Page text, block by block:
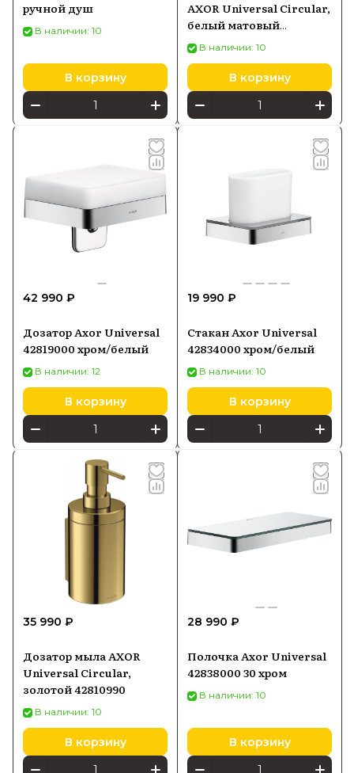
ручной душ
В наличии: 10
В корзину
AXOR Universal Circular,
белый матовый
42810700
В наличии: 10
В корзину
42 990 ₽
Дозатор Axor Universal
42819000 хром/белый
В наличии: 12
В корзину
19 990 ₽
Стакан Axor Universal
42834000 хром/белый
В наличии: 10
В корзину
35 990 ₽
Дозатор мыла AXOR
Universal Circular,
золотой 42810990
В наличии: 10
В корзину
28 990 ₽
Полочка Axor Universal
42838000 30 хром
В наличии: 10
В корзину